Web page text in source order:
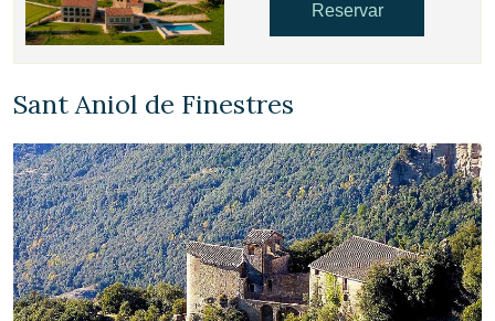
Reservar
Sant Aniol de Finestres